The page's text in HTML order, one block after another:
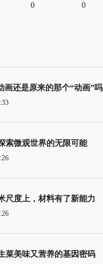
0 0
画还是原来的那个“动画”吗
索微观世界的无限可能
尺度上，材料有了新能力
菜美味又营养的基因密码